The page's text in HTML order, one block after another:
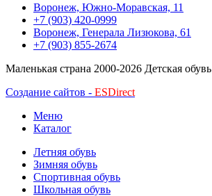
Воронеж, Южно-Моравская, 11
+7 (903) 420-0999
Воронеж, Генерала Лизюкова, 61
+7 (903) 855-2674
Маленькая страна 2000-2026 Детская обувь
Создание сайтов - ESDirect
Меню
Каталог
Летняя обувь
Зимняя обувь
Спортивная обувь
Школьная обувь